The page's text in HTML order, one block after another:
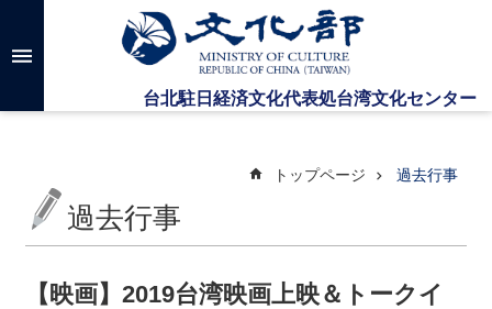
メインのコンテンツブロックにジャンプします
高
検
台
トップページ 過去行事
過去行事
【映画】2019台湾映画上映＆トークイ